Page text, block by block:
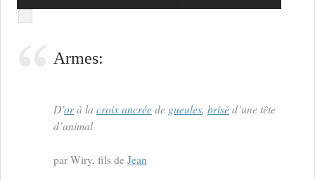
Armes:
D’orà la croix ancréede gueules, briséd’une tête
d’animal
par Wiry, fils de Jean